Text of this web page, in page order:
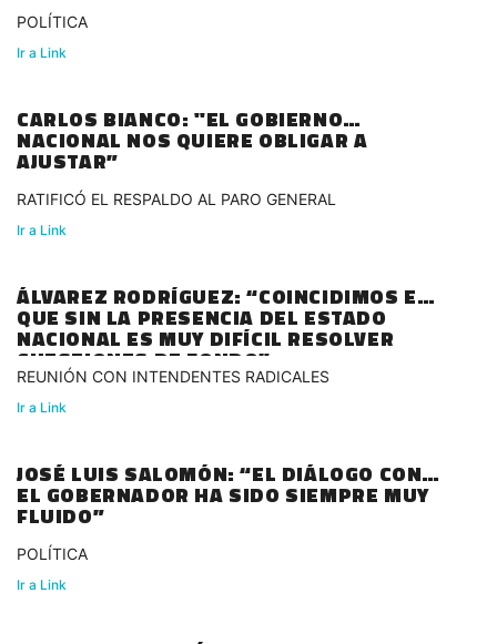
POLÍTICA
Ir a Link
CARLOS BIANCO: "EL GOBIERNO
NACIONAL NOS QUIERE OBLIGAR A
AJUSTAR”
RATIFICÓ EL RESPALDO AL PARO GENERAL
Ir a Link
ÁLVAREZ RODRÍGUEZ: “COINCIDIMOS EN
QUE SIN LA PRESENCIA DEL ESTADO
NACIONAL ES MUY DIFÍCIL RESOLVER
CUESTIONES DE FONDO”
REUNIÓN CON INTENDENTES RADICALES
Ir a Link
JOSÉ LUIS SALOMÓN: “EL DIÁLOGO CON
EL GOBERNADOR HA SIDO SIEMPRE MUY
FLUIDO”
POLÍTICA
Ir a Link